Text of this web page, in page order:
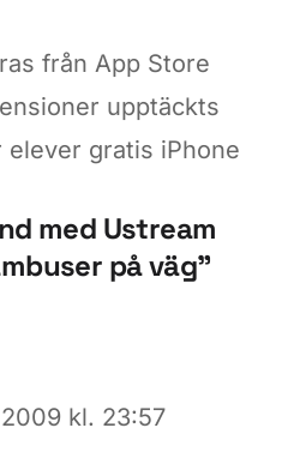
från App Store
upptäckts
elever gratis iPhone
med Ustream
på väg”
kl. 23:57